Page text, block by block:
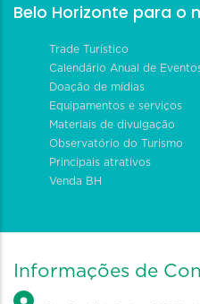
Belo Horizonte para o
Trade Turístico
Calendário Anual de
Doação de mídias
Equipamentos e serviços
Materiais de divulgação
Observatório do Turismo
Principais atrativos
Venda BH
Informações de